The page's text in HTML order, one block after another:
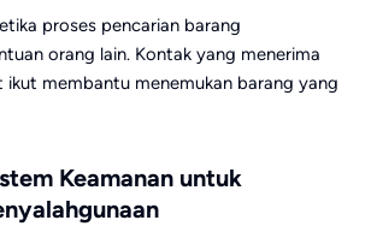
proses pencarian barang
orang lain. Kontak yang menerima
ikut membantu menemukan barang yang
Keamanan untuk